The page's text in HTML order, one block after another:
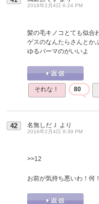
2016年2月4日 6:24 PM
髪の毛キノコとても似合
ゲスのなんたらさんとか
ゆるパーマのがいいよ
それな！ 80
42 名無しだＪ より
2016年2月4日 8:39 PM
>>12
お前が気持ち悪いわ！何